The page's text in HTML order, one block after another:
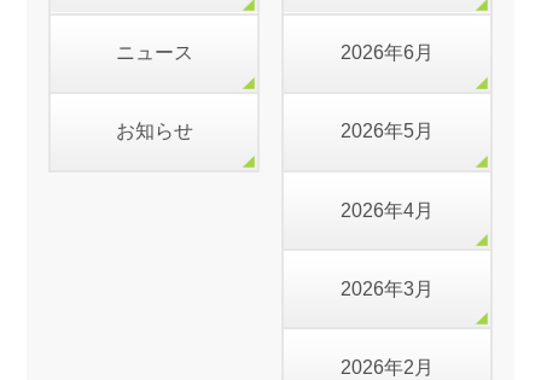
ニュース
お知らせ
2026年6月
2026年5月
2026年4月
2026年3月
2026年2月